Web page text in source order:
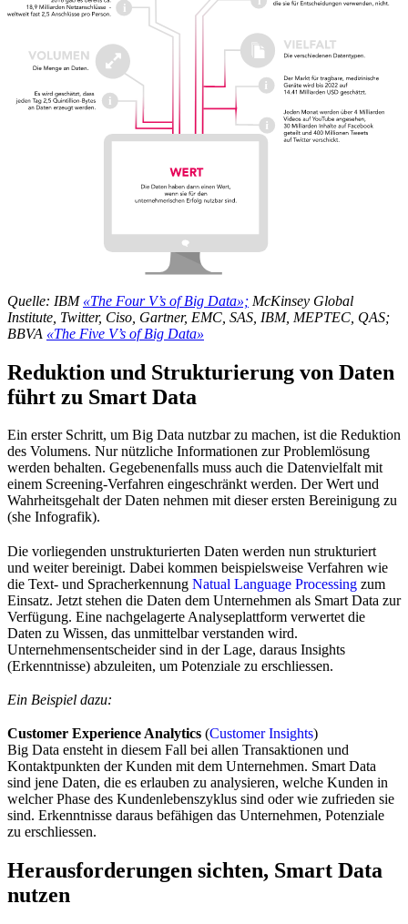
Quelle: IBM «The Four V’s of Big Data»; McKinsey Global
Institute, Twitter, Ciso, Gartner, EMC, SAS, IBM, MEPTEC, QAS;
BBVA «The Five V’s of Big Data»
Reduktion und Strukturierung von Daten
führt zu Smart Data
Ein erster Schritt, um Big Data nutzbar zu machen, ist die Reduktion
des Volumens. Nur nützliche Informationen zur Problemlösung
werden behalten. Gegebenenfalls muss auch die Datenvielfalt mit
einem Screening-Verfahren eingeschränkt werden. Der Wert und
Wahrheitsgehalt der Daten nehmen mit dieser ersten Bereinigung zu
(she Infografik).
Die vorliegenden unstrukturierten Daten werden nun strukturiert
und weiter bereinigt. Dabei kommen beispielsweise Verfahren wie
die Text- und Spracherkennung Natual Language Processing zum
Einsatz. Jetzt stehen die Daten dem Unternehmen als Smart Data zur
Verfügung. Eine nachgelagerte Analyseplattform verwertet die
Daten zu Wissen, das unmittelbar verstanden wird.
Unternehmensentscheider sind in der Lage, daraus Insights
(Erkenntnisse) abzuleiten, um Potenziale zu erschliessen.
Ein Beispiel dazu:
Customer Experience Analytics (Customer Insights)
Big Data ensteht in diesem Fall bei allen Transaktionen und
Kontaktpunkten der Kunden mit dem Unternehmen. Smart Data
sind jene Daten, die es erlauben zu analysieren, welche Kunden in
welcher Phase des Kundenlebenszyklus sind oder wie zufrieden sie
sind. Erkenntnisse daraus befähigen das Unternehmen, Potenziale
zu erschliessen.
Herausforderungen sichten, Smart Data
nutzen